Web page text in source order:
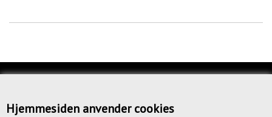
Hjemmesiden anvender cookies
OM OS